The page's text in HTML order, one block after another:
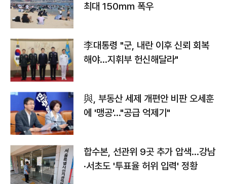
최대 150㎜ 폭우
李대통령 "군, 내란 이후 신뢰 회복
해야…지휘부 헌신해달라"
與, 부동산 세제 개편안 비판 오세훈
에 '맹공'…"공급 억제기"
합수본, 선관위 9곳 추가 압색…강남
·서초도 '투표율 허위 입력' 정황